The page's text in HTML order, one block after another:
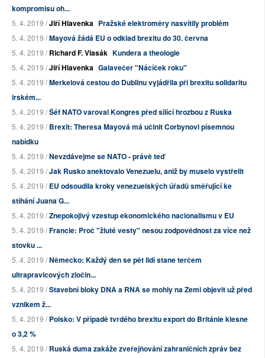
kompromisu oh...
5. 4. 2019 /Jiří Hlavenka Pražské elektroměry nasvítily problém
5. 4. 2019 /Mayová žádá EU o odklad brexitu do 30. června
5. 4. 2019 /Richard F. Vlasák Kundera a theologie
5. 4. 2019 /Jiří Hlavenka Galavečer "Nácíček roku"
5. 4. 2019 /Merkelová cestou do Dublinu vyjádřila při brexitu solidaritu
irském...
5. 4. 2019 /Šéf NATO varoval Kongres před sílící hrozbou z Ruska
5. 4. 2019 /Brexit: Theresa Mayová má učinit Corbynovi písemnou
nabídku
5. 4. 2019 /Nevzdávejme se NATO - právě teď
5. 4. 2019 /Jak Rusko anektovalo Venezuelu, aniž by muselo vystřelit
5. 4. 2019 /EU odsoudila kroky venezuelských úřadů směřující ke
stíhání Juana G...
5. 4. 2019 /Znepokojivý vzestup ekonomického nacionalismu v EU
5. 4. 2019 /Francie: Proč "žluté vesty" nesou zodpovědnost za více než
stovku ...
5. 4. 2019 /Německo: Každý den se pět lidí stane terčem
ultrapravicových zločin...
5. 4. 2019 /Stavební bloky DNA a RNA se mohly na Zemi objevit už před
vznikem ž...
5. 4. 2019 /Polsko: V případě tvrdého brexitu export do Británie klesne
o 3,2 %
5. 4. 2019 /Ruská duma zakáže zveřejňování zahraničních zpráv bez